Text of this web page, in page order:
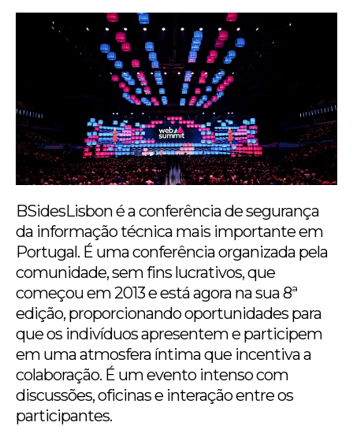
BSidesLisbon é a conferência de segurança
da informação técnica mais importante em
Portugal. É uma conferência organizada pela
comunidade, sem fins lucrativos, que
começou em 2013 e está agora na sua 8ª
edição, proporcionando oportunidades para
que os indivíduos apresentem e participem
em uma atmosfera íntima que incentiva a
colaboração. É um evento intenso com
discussões, oficinas e interação entre os
participantes.